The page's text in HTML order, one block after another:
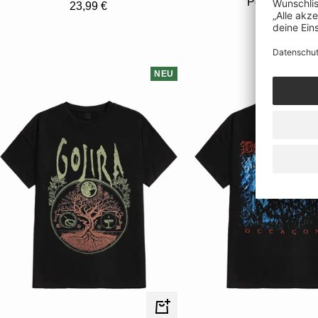
Angebotspreis
23,99 €
39,99 €
NEU
Schnellansicht